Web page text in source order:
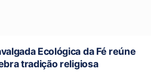
Ecológica da Fé reúne
tradição religiosa